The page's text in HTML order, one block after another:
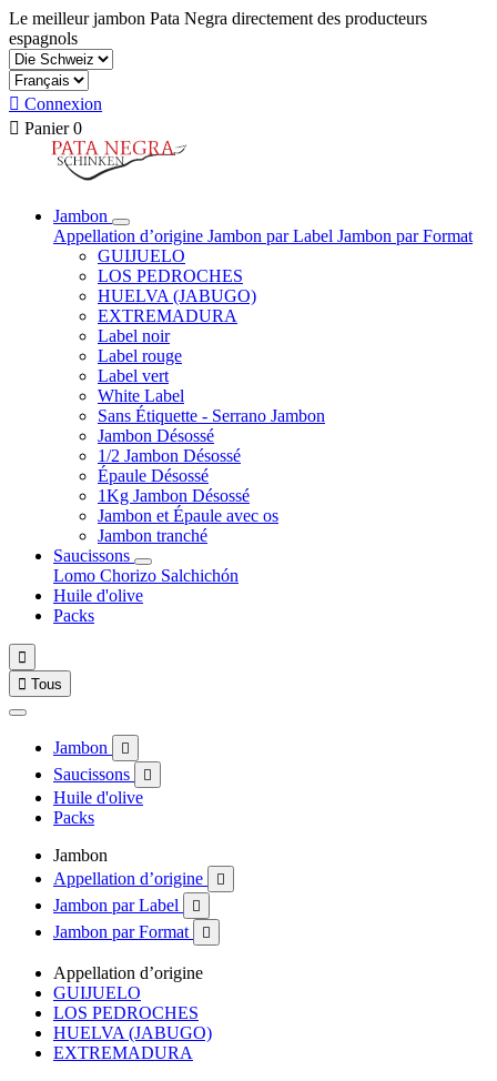
Le meilleur jambon Pata Negra directement des producteurs
espagnols
 Connexion
 Panier 0
Jambon
Appellation d’origine Jambon par Label Jambon par Format
GUIJUELO
LOS PEDROCHES
HUELVA (JABUGO)
EXTREMADURA
Label noir
Label rouge
Label vert
White Label
Sans Étiquette - Serrano Jambon
Jambon Désossé
1/2 Jambon Désossé
Épaule Désossé
1Kg Jambon Désossé
Jambon et Épaule avec os
Jambon tranché
Saucissons
Lomo Chorizo Salchichón
Huile d'olive
Packs

 Tous
Jambon 
Saucissons 
Huile d'olive
Packs
Jambon
Appellation d’origine

Jambon par Label 
Jambon par Format 
Appellation d’origine
GUIJUELO
LOS PEDROCHES
HUELVA (JABUGO)
EXTREMADURA